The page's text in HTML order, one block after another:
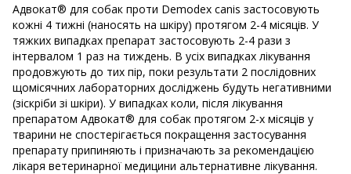
Адвокат® для собак проти Demodex canis застосовують
кожні 4 тижні (наносять на шкіру) протягом 2-4 місяців. У
тяжких випадках препарат застосовують 2-4 рази з
інтервалом 1 раз на тиждень. В усіх випадках лікування
продовжують до тих пір, поки результати 2 послідовних
щомісячних лабораторних досліджень будуть негативними
(зіскріби зі шкіри). У випадках коли, після лікування
препаратом Адвокат® для собак протягом 2-х місяців у
тварини не спостерігається покращення застосування
препарату припиняють і призначають за рекомендацією
лікаря ветеринарної медицини альтернативне лікування.